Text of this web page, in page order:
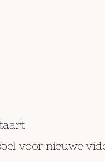
voor nieuwe